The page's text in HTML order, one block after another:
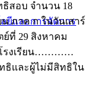
ยีและการจัดการ
ธิสอบ จำนวน 18
ภาค ก ในวันเสาร์
ที่ 29 สิงหาคม
รงเรียน…………
ธิและผู้ไม่มีสิทธิใน